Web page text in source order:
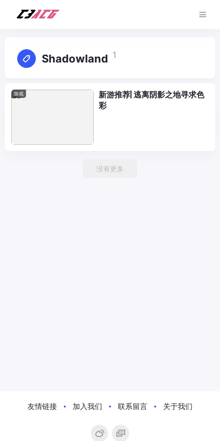
Shadowland 1
游戏
新游推荐| 逃离阴影之地寻求色
彩
没有更多
友情链接 加入我们 联系留言 关于我们